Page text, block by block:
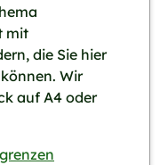
mit
die Sie hier
Wir
auf A4 oder